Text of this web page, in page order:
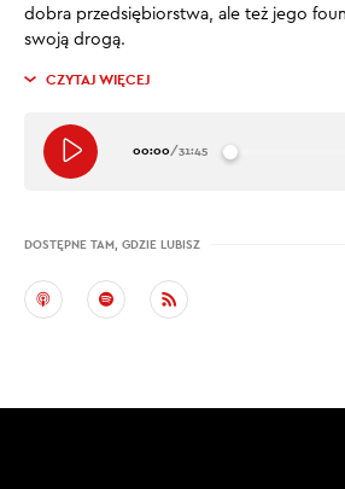
dobra przedsiębiorstwa, ale też jego
swoją drogą.
CZYTAJ WIĘCEJ
00:00/31:45
DOSTĘPNE TAM, GDZIE LUBISZ